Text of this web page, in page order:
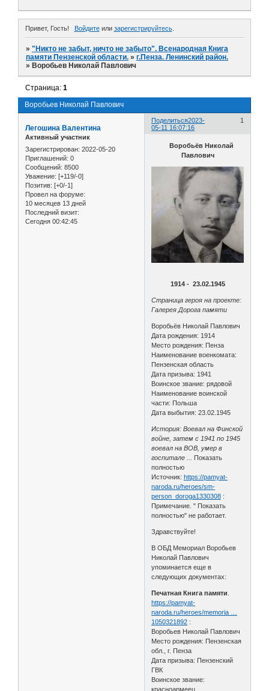
Привет, Гость! Войдитеили зарегистрируйтесь.
»"Никто не забыт, ничто не забыто". Всенародная Книга
памяти Пензенской области. »г.Пенза. Ленинский район.
» Воробьев Николай Павлович
Воробьев Николай Павлович
Страница:1
Поделиться 1
2023-
05-11 16:07:16
Легошина Валентина
Активный участник
Зарегистрирован: 2022-05-20
Приглашений: 0
Сообщений: 8500
Уважение: [+119/-0]
Позитив: [+0/-1]
Провел на форуме:
10 месяцев 13 дней
Последний визит:
Сегодня 00:42:45
Воробьёв Николай
Павлович
1914 - 23.02.1945
Страница героя на проекте:
Галерея Дорога памяти
Воробьёв Николай Павлович
Дата рождения: 1914
Место рождения: Пенза
Наименование военкомата:
Пензенская область
Дата призыва: 1941
Воинское звание: рядовой
Наименование воинской
части: Польша
Дата выбытия: 23.02.1945
История: Воевал на Финской
войне, затем с 1941 по 1945
воевал на ВОВ, умер в
госпитале ...
Показать
полностью
Источник:https://pamyat-
naroda.ru/heroes/sm-
person_doroga1330308 :
Примечание. " Показать
полностью" не работает.
Здравствуйте!
В ОБД Мемориал Воробьев
Николай Павлович
упоминается еще в
следующих документах:
Печатная Книга памяти
https://pamyat-
naroda.ru/heroes/memoria …
1050321892 :
Воробьев Николай Павлович
Место рождения: Пензенская
обл., г. Пенза
Дата призыва: Пензенский
ГВК
Воинское звание:
красноармеец